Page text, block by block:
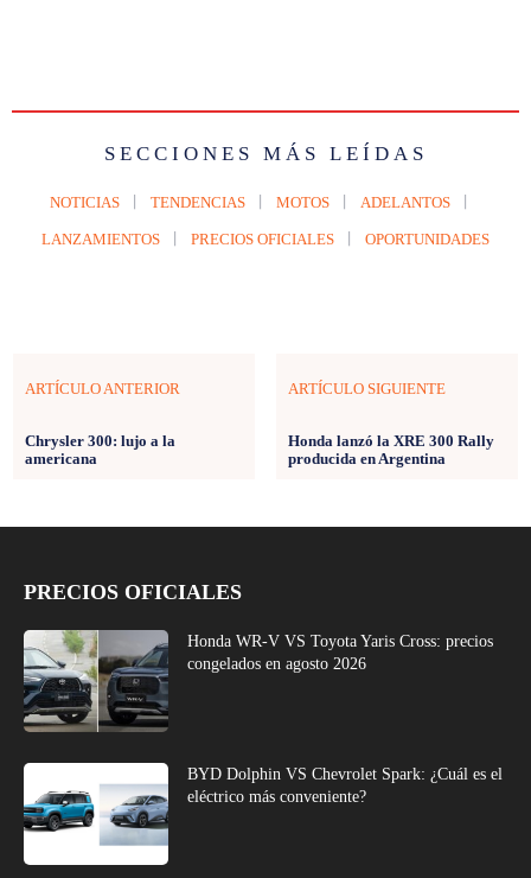
SECCIONES MÁS LEÍDAS
NOTICIAS TENDENCIAS MOTOS ADELANTOS
LANZAMIENTOS PRECIOS OFICIALES OPORTUNIDADES
ARTÍCULO ANTERIOR
Chrysler 300: lujo a la
americana
ARTÍCULO SIGUIENTE
Honda lanzó la XRE 300 Rally
producida en Argentina
PRECIOS OFICIALES
Honda WR-V VS Toyota Yaris Cross: precios
congelados en agosto 2026
BYD Dolphin VS Chevrolet Spark: ¿Cuál es el
eléctrico más conveniente?